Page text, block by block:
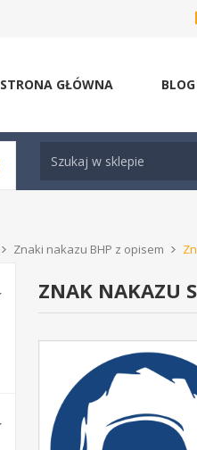
STRONA GŁÓWNA BLOG
Znaki nakazu BHP z opisem
ZNAK NAKAZU